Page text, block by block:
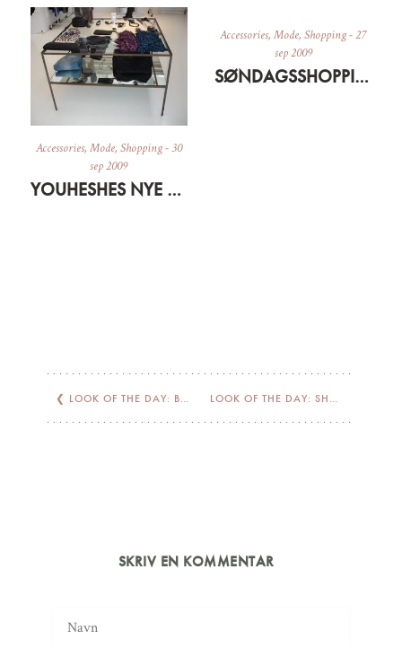
Accessories, Mode, Shopping-30
sep 2009
YOUHESHES NYE SHOWROOM
Accessories,Mode,Shopping-27
sep 2009
SØNDAGSSHOPPING PÅ NETTET
❮ LOOK OF THE DAY: BLEU LOOK OF THE DAY: SHOPBOP OUTFIT
SKRIV EN KOMMENTAR